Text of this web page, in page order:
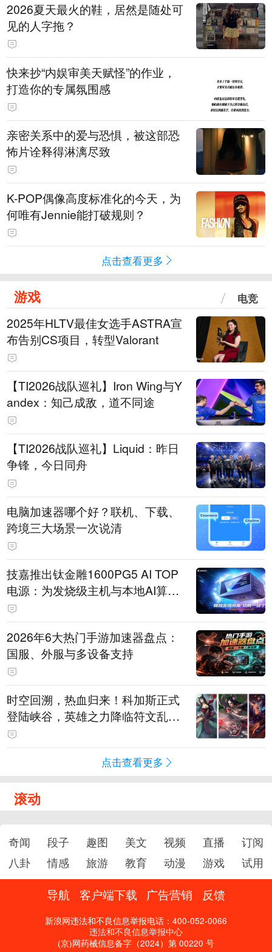
2026夏天最火的鞋，居然是随处可
见的人字拖？
快来抄“内娱审美天赋怪”的作业，
打造你的专属氛围感
亲密关系中的爱与恐惧，被这部恐
怖片诠释得淋漓尽致
K-POP偶像高度标准化的今天，为
何唯有Jennie能打破规则？
点击查看更多
游戏 电竞
2025年HLTV最佳女选手ASTRA宣
布告别CS项目，转型Valorant
【TI2026战队巡礼】Iron Wing与Y
andex：知己成敌，道不同途
【TI2026战队巡礼】Liquid：昨日
争锋，今日同舟
电脑加速器哪个好？联机、下载、
跨境三大场景一次说清
技嘉推出钛金雕1600PG5 AI TOP
电源：为发烧级主机与本地AI算力
打造旗舰供电方案
2026年6大热门手游加速器盘点：
国服、外服与多设备支持
时空回溯，热血归来！科加斯正式
登陆峡谷，英雄之力降临符文乱
斗！
点击查看更多
滚动
奇闻 段子 趣图 美文 视频 直播
订阅
八卦
情感 旅游 教育 动漫 游戏 试用
导航 客户端下载 广告营销 反馈
新浪网违法和不良信息举报电话：400-052-0066
违法和不良信息举报中心
(京)网药械信息备字（2024）第 00220 号